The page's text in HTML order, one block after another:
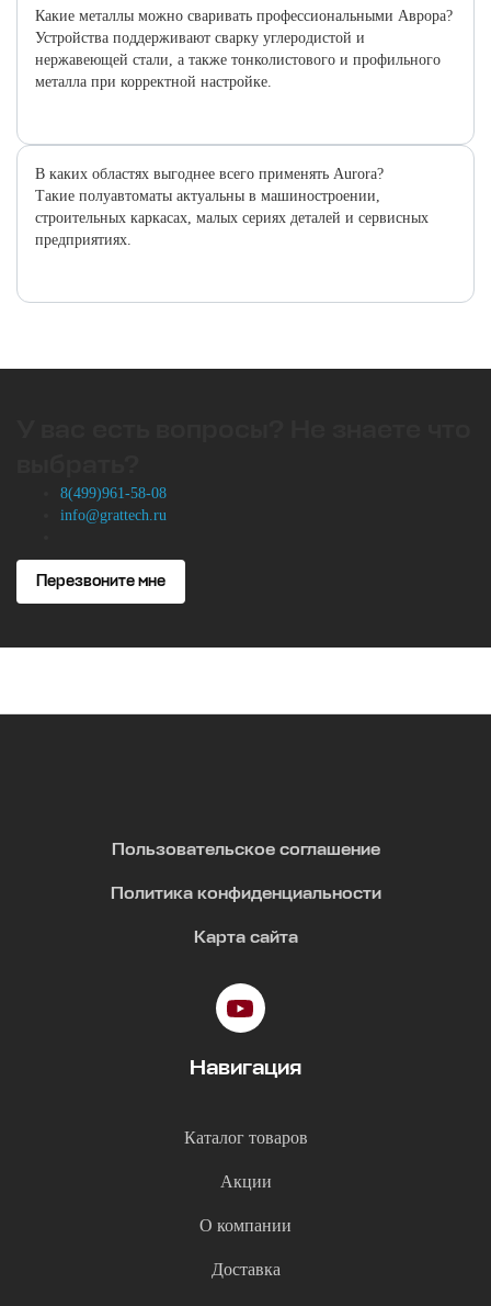
Какие металлы можно сваривать профессиональными Аврора?
Устройства поддерживают сварку углеродистой и
нержавеющей стали, а также тонколистового и профильного
металла при корректной настройке.
В каких областях выгоднее всего применять Aurora?
Такие полуавтоматы актуальны в машиностроении,
строительных каркасах, малых сериях деталей и сервисных
предприятиях.
8(499)961-58-08
info@grattech.ru
Перезвоните мне
Пользовательское соглашение
Политика конфиденциальности
Карта сайта
Навигация
Каталог товаров
Акции
О компании
Доставка